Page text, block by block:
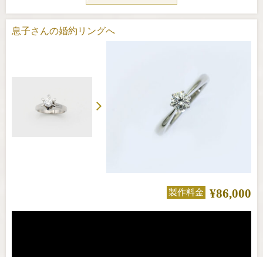
息子さんの婚約リングへ
製作料金 ¥86,000